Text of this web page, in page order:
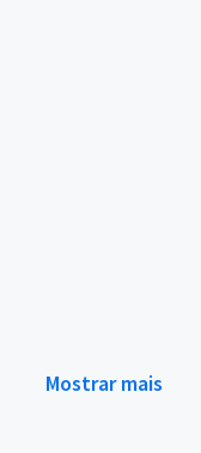
Mostrar mais